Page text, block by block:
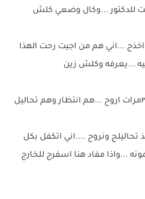
للدكتور ...وكال وضعي كلش
اخذج ...اني هم من اجيت رحت الهذا
...يعرفه وكلش زين
ميمونه-مااريد صار ٣مرات اروح ...هم انتظار وهم تحاليل
ونروح ....اني اتكفل بكل
...واذا مفاد هنا اسفرج للخارج